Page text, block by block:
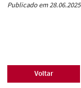
Publicado em 28.06.2025
Voltar